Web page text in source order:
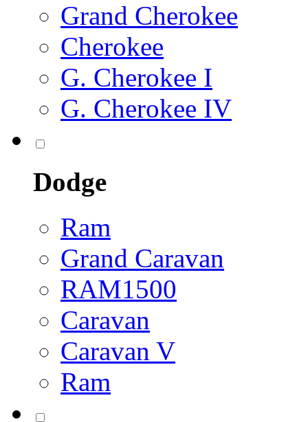
Grand Cherokee
Cherokee
G. Cherokee I
G. Cherokee IV
Dodge
Ram
Grand Caravan
RAM1500
Caravan
Caravan V
Ram